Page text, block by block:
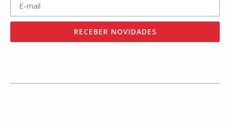
RECEBER NOVIDADES